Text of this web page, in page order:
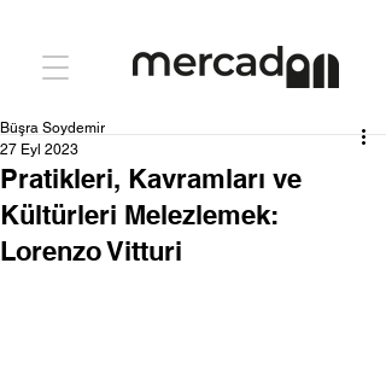
Pratikleri, Kavramları ve
Kültürleri Melezlemek:
Lorenzo Vitturi
Büşra Soydemir
27 Eyl 2023